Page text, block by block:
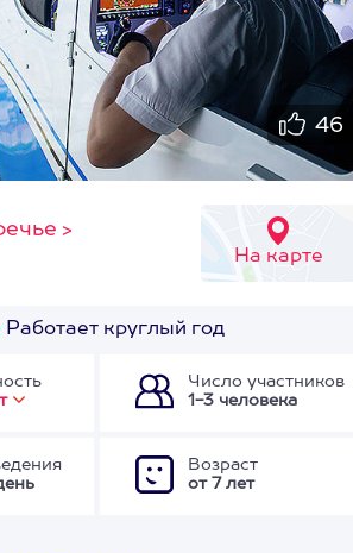
46
>
На карте
Работает круглый год
Число участников
1-3 человека
Возраст
от 7 лет